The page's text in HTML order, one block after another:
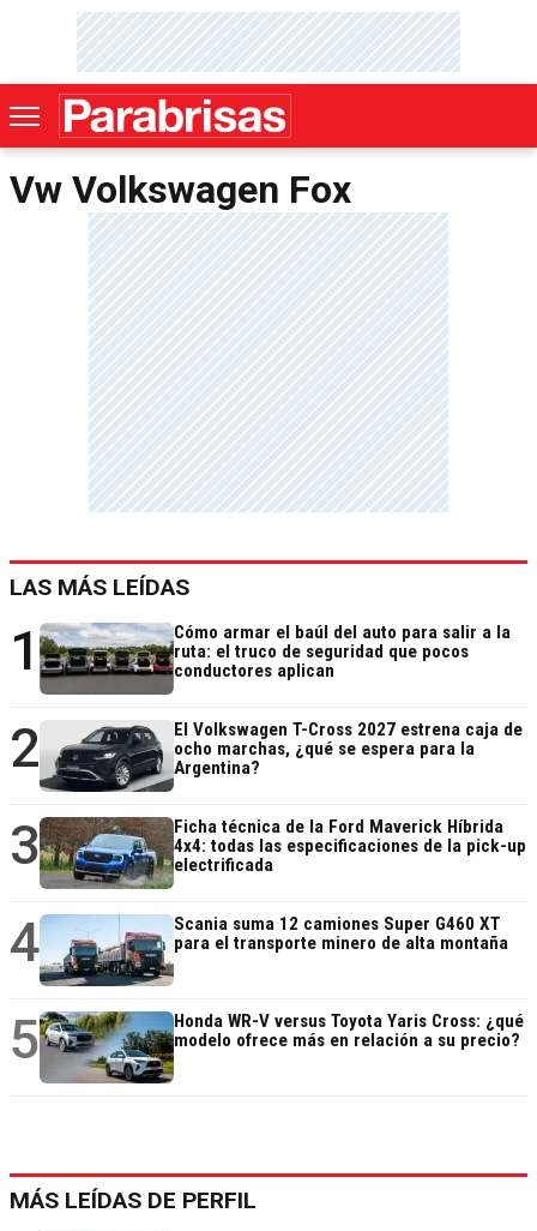
Vw Volkswagen Fox
LAS MÁS LEÍDAS
1
Cómo armar el baúl del auto para salir a la
ruta: el truco de seguridad que pocos
conductores aplican
2
El Volkswagen T-Cross 2027 estrena caja de
ocho marchas, ¿qué se espera para la
Argentina?
3
Ficha técnica de la Ford Maverick Híbrida
4x4: todas las especificaciones de la pick-up
electrificada
4
Scania suma 12 camiones Super G460 XT
para el transporte minero de alta montaña
5
Honda WR-V versus Toyota Yaris Cross: ¿qué
modelo ofrece más en relación a su precio?
MÁS LEÍDAS DE PERFIL